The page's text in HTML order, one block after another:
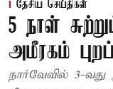
தேசிய செய்திகள்
5 நாள்
அமீரகம்
நார்வேவில் 3-வது